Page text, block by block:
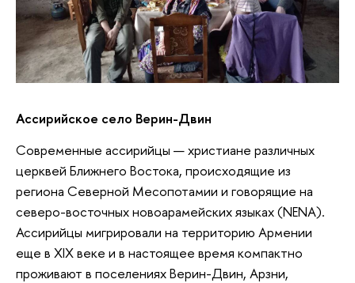
Ассирийское село Верин-Двин
Современные ассирийцы — христиане различных
церквей Ближнего Востока, происходящие из
региона Северной Месопотамии и говорящие на
северо-восточных новоарамейских языках (NENA).
Ассирийцы мигрировали на территорию Армении
еще в XIX веке и в настоящее время компактно
проживают в поселениях Верин-Двин, Арзни,